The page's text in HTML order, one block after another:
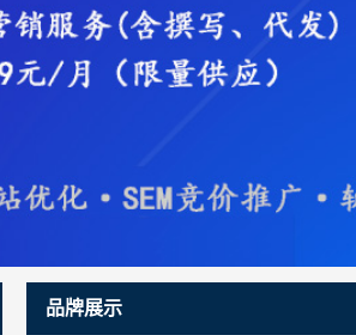
品牌展示